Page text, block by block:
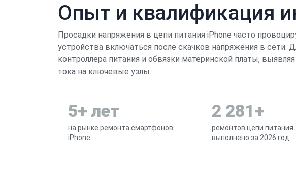
Опыт и квалификация
Просадки напряжения в цепи питания iPhone часто
устройства включаться после скачков напряжения в
контроллера питания и обвязки материнской платы,
тока на ключевые узлы.
5+ лет
на рынке ремонта смартфонов
iPhone
2 281+
ремонтов цепи питания
выполнено за 2026 год